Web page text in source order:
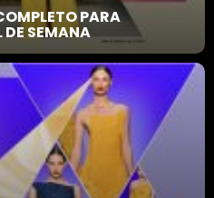
PARA
DE SEMANA